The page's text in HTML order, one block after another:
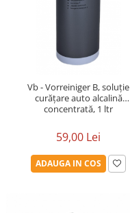
Vb - Vorreiniger B, soluție
curățare auto alcalină
concentrată, 1 ltr
59,00 Lei
ADAUGA IN COS